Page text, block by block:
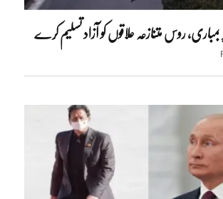
بمباری، روس متنازعہ علاقوں کو آزاد تسلیم کرے